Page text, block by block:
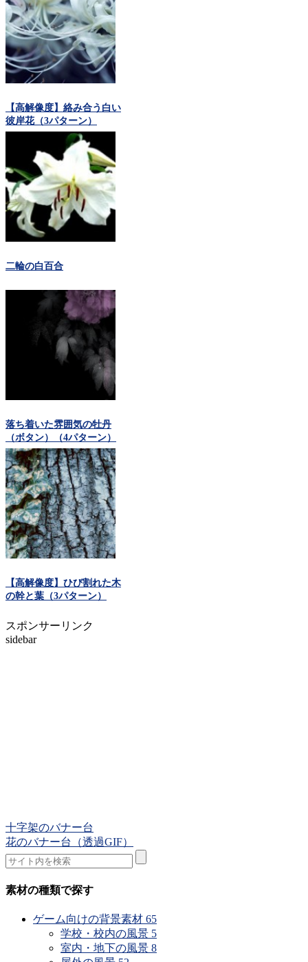
【高解像度】絡み合う白い
彼岸花（3パターン）
二輪の白百合
落ち着いた雰囲気の牡丹
（ボタン）（4パターン）
【高解像度】ひび割れた木
の幹と葉（3パターン）
スポンサーリンク
sidebar
十字架のバナー台
花のバナー台（透過GIF）
素材の種類で探す
ゲーム向けの背景素材 65
学校・校内の風景 5
室内・地下の風景 8